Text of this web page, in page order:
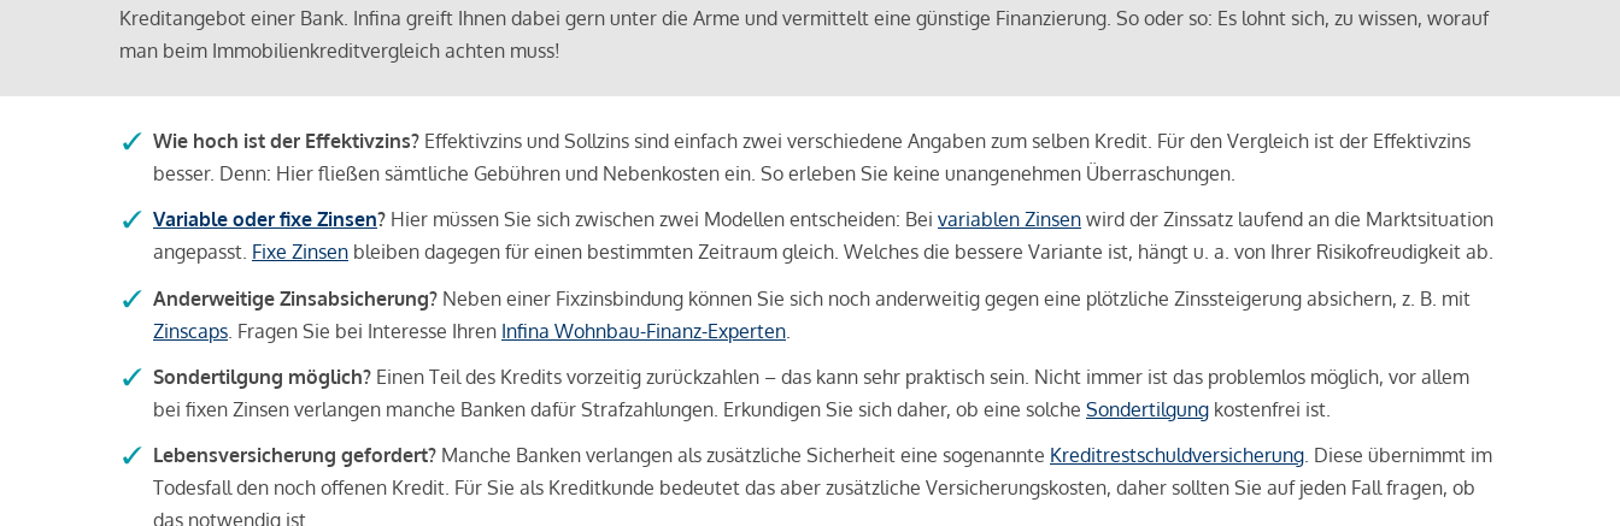
Kreditangebot einer Bank. Infina greift Ihnen dabei gern unter die Arme und vermittelt eine günstige Finanzierung. So oder so: Es lohnt sich, zu wissen, worauf
man beim Immobilienkreditvergleich achten muss!
Wie hoch ist der Effektivzins? Effektivzins und Sollzins sind einfach zwei verschiedene Angaben zum selben Kredit. Für den Vergleich ist der Effektivzins
besser. Denn: Hier fließen sämtliche Gebühren und Nebenkosten ein. So erleben Sie keine unangenehmen Überraschungen.
Variable oder fixe Zinsen? Hier müssen Sie sich zwischen zwei Modellen entscheiden: Bei variablen Zinsen wird der Zinssatz laufend an die Marktsituation
angepasst. Fixe Zinsen bleiben dagegen für einen bestimmten Zeitraum gleich. Welches die bessere Variante ist, hängt u. a. von Ihrer Risikofreudigkeit ab.
Anderweitige Zinsabsicherung? Neben einer Fixzinsbindung können Sie sich noch anderweitig gegen eine plötzliche Zinssteigerung absichern, z. B. mit
Zinscaps . Fragen Sie bei Interesse Ihren Infina Wohnbau-Finanz-Experten
Sondertilgung möglich? Einen Teil des Kredits vorzeitig zurückzahlen – das kann sehr praktisch sein. Nicht immer ist das problemlos möglich, vor allem
bei fixen Zinsen verlangen manche Banken dafür Strafzahlungen. Erkundigen Sie sich daher, ob eine solche Sondertilgung kostenfrei ist.
Lebensversicherung gefordert? Manche Banken verlangen als zusätzliche Sicherheit eine sogenannte Kreditrestschuldversicherung . Diese übernimmt im
Todesfall den noch offenen Kredit. Für Sie als Kreditkunde bedeutet das aber zusätzliche Versicherungskosten, daher sollten Sie auf jeden Fall fragen, ob
das notwendig ist.